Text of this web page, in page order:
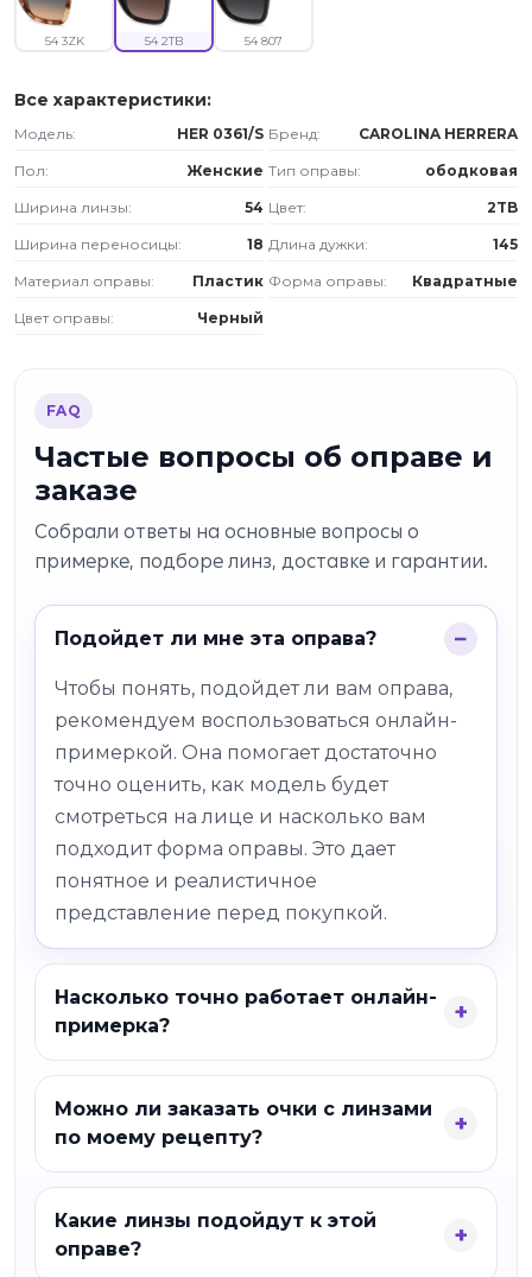
54 3ZK 54 2TB 54 807
Все характеристики:
Модель: HER 0361/S Бренд: CAROLINA HERRERA
Пол: Женские Тип оправы: ободковая
Ширина линзы: 54 Цвет: 2TB
Ширина переносицы: 18 Длина дужки: 145
Материал оправы: Пластик Форма оправы: Квадратные
Цвет оправы: Черный
FAQ
Частые вопросы об оправе и
заказе
Собрали ответы на основные вопросы о
примерке, подборе линз, доставке и гарантии.
Подойдет ли мне эта оправа?
Чтобы понять, подойдет ли вам оправа,
рекомендуем воспользоваться онлайн-
примеркой. Она помогает достаточно
точно оценить, как модель будет
смотреться на лице и насколько вам
подходит форма оправы. Это дает
понятное и реалистичное
представление перед покупкой.
Насколько точно работает онлайн-
примерка?
Можно ли заказать очки с линзами
по моему рецепту?
Какие линзы подойдут к этой
оправе?